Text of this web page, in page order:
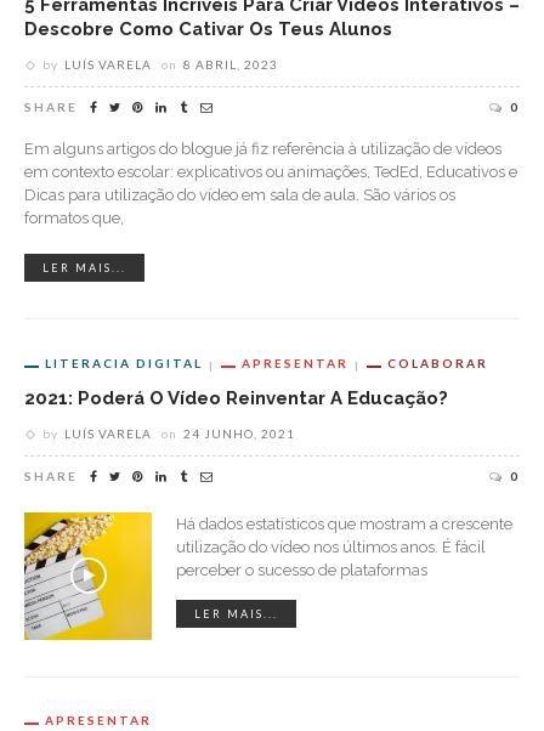
5 Ferramentas Incríveis Para Criar Vídeos Interativos –
Descobre Como Cativar Os Teus Alunos
by LUÍS VARELA on 8 ABRIL, 2023
SHARE 0
Em alguns artigos do blogue já fiz referência à utilização de vídeos
em contexto escolar: explicativos ou animações, TedEd, Educativos e
Dicas para utilização do vídeo em sala de aula. São vários os
formatos que,
LER MAIS...
LITERACIA DIGITAL APRESENTAR COLABORAR
2021: Poderá O Vídeo Reinventar A Educação?
by LUÍS VARELA on 24 JUNHO, 2021
SHARE 0
Há dados estatísticos que mostram a crescente
utilização do vídeo nos últimos anos. É fácil
perceber o sucesso de plataformas
LER MAIS...
APRESENTAR